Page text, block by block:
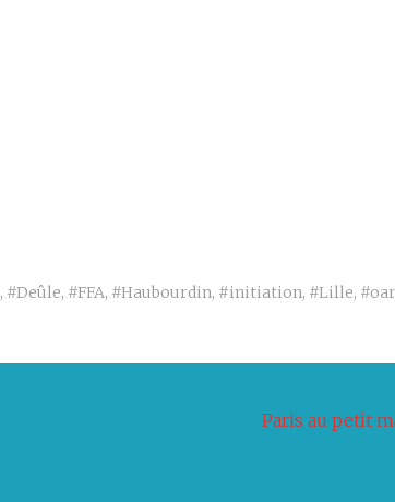
, #Deûle, #FFA, #Haubourdin, #initiation, #Lille, #oar
Paris au petit